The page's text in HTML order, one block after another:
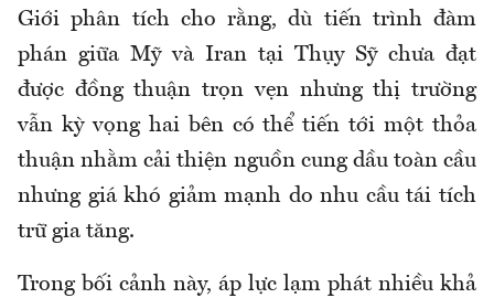
Giới phân tích cho rằng, dù tiến trình đàm
phán giữa Mỹ và Iran tại Thụy Sỹ chưa đạt
được đồng thuận trọn vẹn nhưngthị trường
vẫn kỳ vọng hai bên có thể tiến tới một thỏa
thuận nhằm cải thiện nguồn cung dầu toàn cầu
nhưng giá khó giảm mạnh do nhu cầu tái tích
trữ gia tăng.
Trong bối cảnh này, áp lực lạm phát nhiều khả